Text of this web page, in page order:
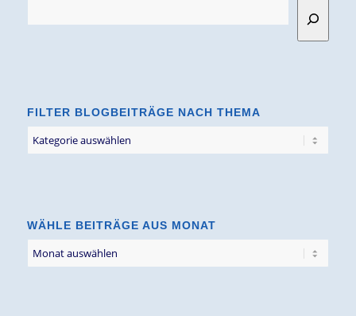
FILTER BLOGBEITRÄGE NACH THEMA
Blogbeiträge
WÄHLE BEITRÄGE AUS MONAT